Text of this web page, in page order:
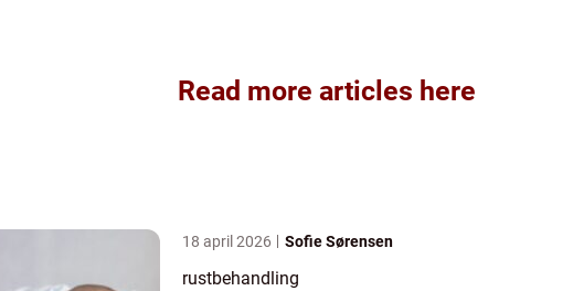
Read more articles here
18 april 2026 Sofie Sørensen
rustbehandling